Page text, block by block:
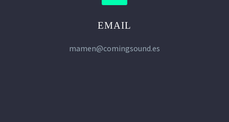
EMAIL
mamen@comingsound.es